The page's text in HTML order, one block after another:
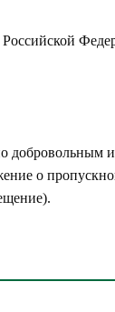
добровольным
о